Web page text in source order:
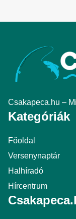
Csakapeca.hu –
Kategóriák
Főoldal
Versenynaptár
Halhíradó
Hírcentrum